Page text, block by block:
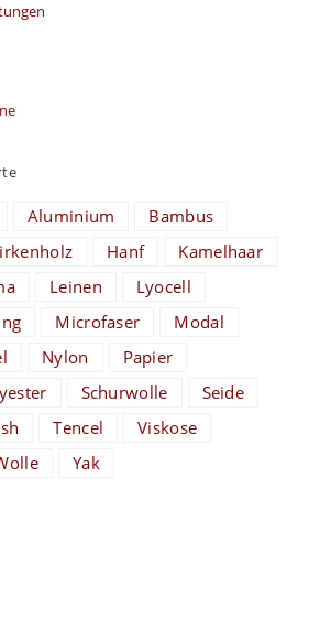
Aluminium
Bambus
Hanf
Kamelhaar
Leinen
Lyocell
Microfaser
Modal
Nylon
Papier
Schurwolle
Seide
Tencel
Viskose
Yak